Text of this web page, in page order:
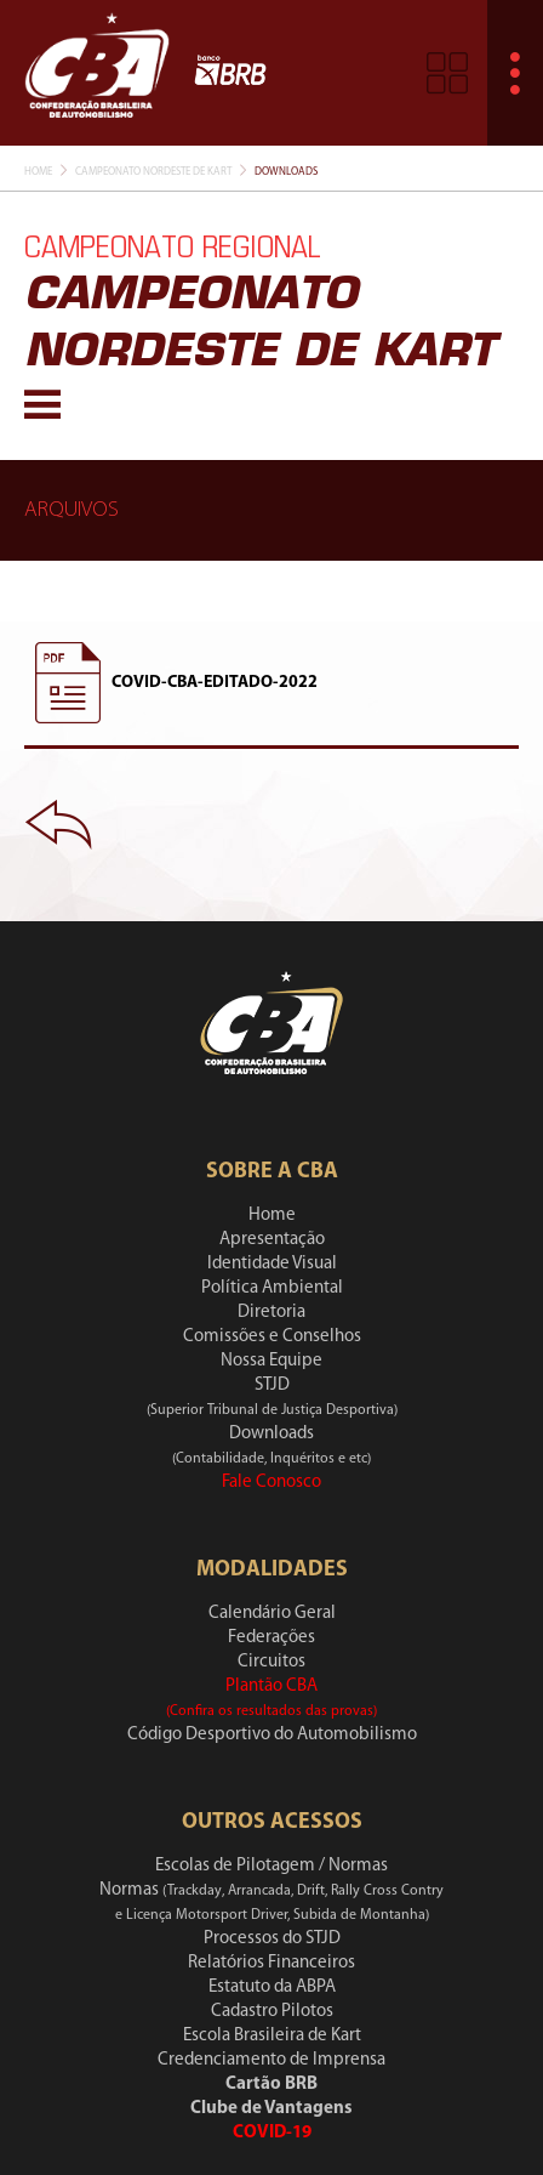
HOME CAMPEONATO NORDESTE DE KART DOWNLOADS
CAMPEONATO REGIONAL
CAMPEONATO
NORDESTE DE KART
ARQUIVOS
COVID-CBA-EDITADO-2022
SOBRE A CBA
Home
Apresentação
Identidade Visual
Política Ambiental
Diretoria
Comissões e Conselhos
Nossa Equipe
STJD
(Superior Tribunal de Justiça Desportiva)
Downloads
(Contabilidade, Inquéritos e etc)
Fale Conosco
MODALIDADES
Calendário Geral
Federações
Circuitos
Plantão CBA
(Confira os resultados das provas)
Código Desportivo do Automobilismo
OUTROS ACESSOS
Escolas de Pilotagem / Normas
Normas (Trackday, Arrancada, Drift, Rally Cross Contry
e Licença Motorsport Driver, Subida de Montanha)
Processos do STJD
Relatórios Financeiros
Estatuto da ABPA
Cadastro Pilotos
Escola Brasileira de Kart
Credenciamento de Imprensa
Cartão BRB
Clube de Vantagens
COVID-19